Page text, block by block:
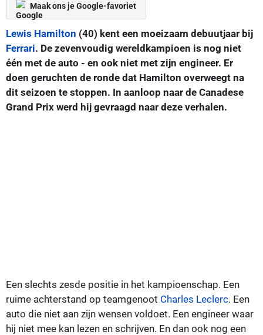
Maak ons je Google-favoriet
Lewis Hamilton (40) kent een moeizaam debuutjaar bij
Ferrari. De zevenvoudig wereldkampioen is nog niet
één met de auto - en ook niet met zijn engineer. Er
doen geruchten de ronde dat Hamilton overweegt na
dit seizoen te stoppen. In aanloop naar de Canadese
Grand Prix werd hij gevraagd naar deze verhalen.
Een slechts zesde positie in het kampioenschap. Een
ruime achterstand op teamgenoot Charles Leclerc. Een
auto die niet aan zijn wensen voldoet. Een engineer waar
hij niet mee kan lezen en schrijven. En dan ook nog een